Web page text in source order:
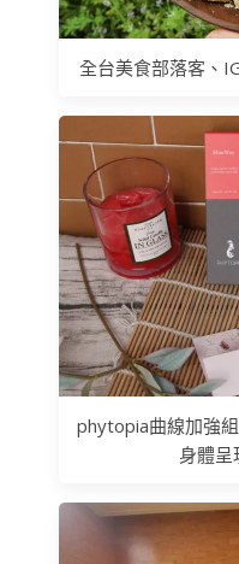
全台美食部落客、
phytopia曲線加強
身體呈